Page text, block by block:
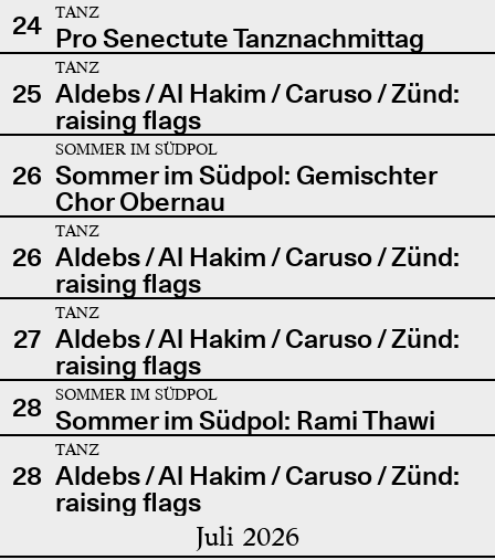
24
TANZ
Pro Senectute Tanznachmittag
25
TANZ
Aldebs / Al Hakim / Caruso / Zünd:
raising flags
26
SOMMER IM SÜDPOL
Sommer im Südpol: Gemischter
Chor Obernau
26
TANZ
Aldebs / Al Hakim / Caruso / Zünd:
raising flags
27
TANZ
Aldebs / Al Hakim / Caruso / Zünd:
raising flags
28
SOMMER IM SÜDPOL
Sommer im Südpol: Rami Thawi
28
TANZ
Aldebs / Al Hakim / Caruso / Zünd:
raising flags
Juli 2026